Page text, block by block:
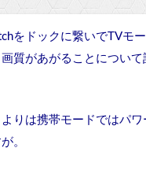
をドックに繋いでTVモ
質があがることについて
りは携帯モードではパワ
。